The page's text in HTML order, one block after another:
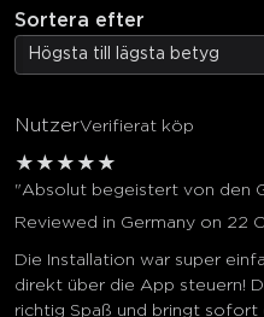
Sortera efter
Högsta till lägsta betyg
NutzerVerifierat köp
★ ★ ★ ★ ★
"Absolut begeistert von den
Reviewed in Germany on 22
Die Installation war super
direkt über die App steuern!
richtig Spaß und bringt